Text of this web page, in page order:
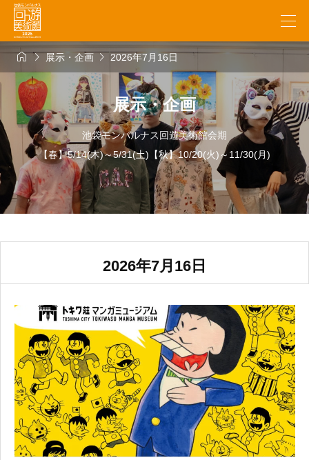
展示・企画2026年7月16日
展示・企画
池袋モンパルナス回遊美術館会期
【春】5/14(木)～5/31(土)【秋】10/20(火)～11/30(月)
2026年7月16日